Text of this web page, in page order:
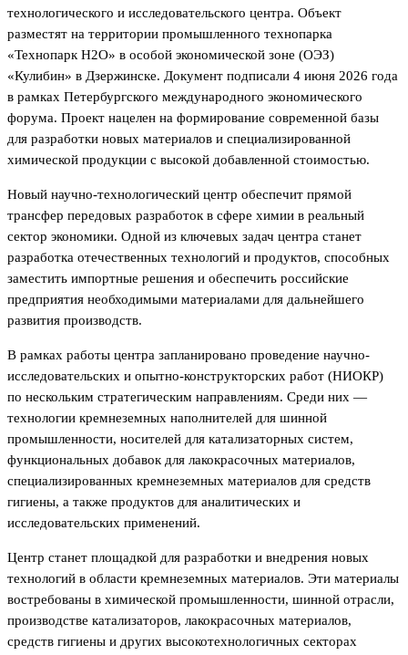
технологического и исследовательского центра. Объект
разместят на территории промышленного технопарка
«Технопарк Н2О» в особой экономической зоне (ОЭЗ)
«Кулибин» в Дзержинске. Документ подписали 4 июня 2026 года
в рамках Петербургского международного экономического
форума. Проект нацелен на формирование современной базы
для разработки новых материалов и специализированной
химической продукции с высокой добавленной стоимостью.
Новый научно-технологический центр обеспечит прямой
трансфер передовых разработок в сфере химии в реальный
сектор экономики. Одной из ключевых задач центра станет
разработка отечественных технологий и продуктов, способных
заместить импортные решения и обеспечить российские
предприятия необходимыми материалами для дальнейшего
развития производств.
В рамках работы центра запланировано проведение научно-
исследовательских и опытно-конструкторских работ (НИОКР)
по нескольким стратегическим направлениям. Среди них —
технологии кремнеземных наполнителей для шинной
промышленности, носителей для катализаторных систем,
функциональных добавок для лакокрасочных материалов,
специализированных кремнеземных материалов для средств
гигиены, а также продуктов для аналитических и
исследовательских применений.
Центр станет площадкой для разработки и внедрения новых
технологий в области кремнеземных материалов. Эти материалы
востребованы в химической промышленности, шинной отрасли,
производстве катализаторов, лакокрасочных материалов,
средств гигиены и других высокотехнологичных секторах